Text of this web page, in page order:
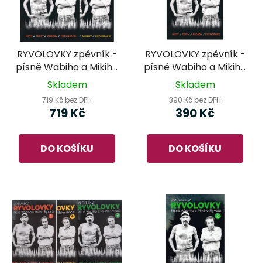
RYVOLOVKY zpěvník -
písně Wabiho a Mikiho
Ryvolů - 1.+2.díl
Skladem
719 Kč bez DPH
719 Kč
DO KOŠÍKU
RYVOLOVKY zpěvník -
písně Wabiho a Mikiho
Ryvolů - 1.díl
Skladem
390 Kč bez DPH
390 Kč
DO KOŠÍKU